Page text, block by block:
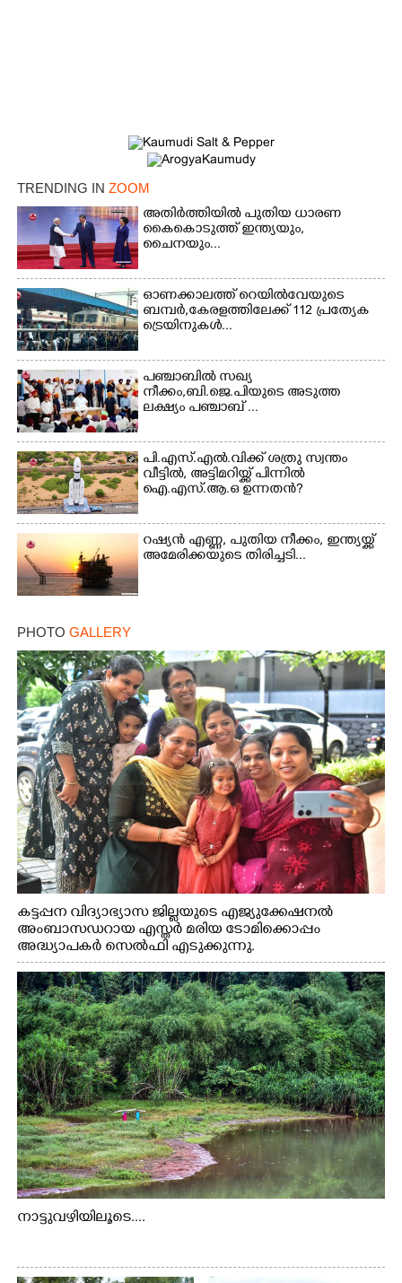
TRENDING IN ZOOM
അതിർത്തിയിൽ പുതിയ ധാരണ
കൈകൊടുത്ത് ഇന്ത്യയും,
ചൈനയും...
ഓണക്കാലത്ത് റെയിൽവേയുടെ
ബമ്പർ,കേരളത്തിലേക്ക് 112 പ്രത്യേക
ട്രെയിനുകൾ...
പഞ്ചാബില്‍ സഖ്യ
നീക്കം,ബി.ജെ.പിയുടെ അടുത്ത
ലക്ഷ്യം പഞ്ചാബ് ...
പി.എസ്.എൽ.വിക്ക് ശത്രു സ്വന്തം
വീട്ടിൽ, അട്ടിമറിയ്ക്ക് പിന്നിൽ
ഐ.എസ്.ആ.ഒ ഉന്നതൻ?
റഷ്യൻ എണ്ണ, പുതിയ നീക്കം, ഇന്ത്യയ്ക്ക്
അമേരിക്കയുടെ തിരിച്ചടി...
PHOTO GALLERY
കട്ടപ്പന വിദ്യാഭ്യാസ ജില്ലയുടെ എജ്യുക്കേഷനൽ
അംബാസഡറായ എസ്തർ മരിയ ടോമിക്കൊപ്പം
അദ്ധ്യാപകർ സെൽഫി എടുക്കുന്നു.
നാട്ടുവഴിയിലൂടെ....
Copy Link